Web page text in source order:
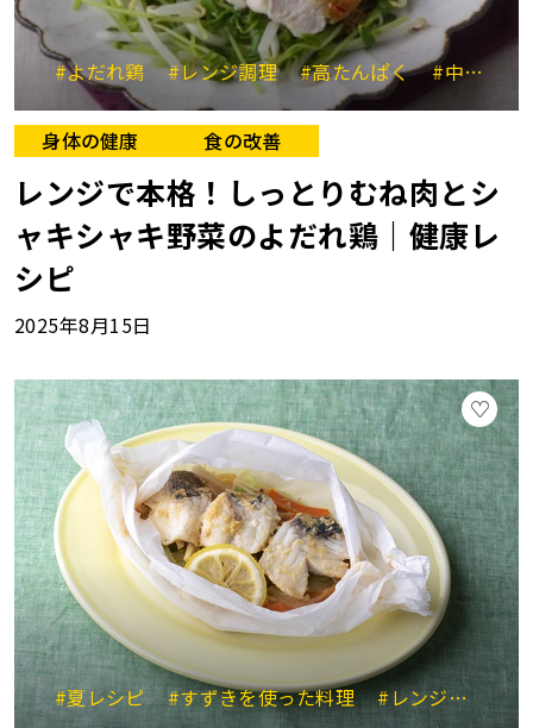
#よだれ鶏 #レンジ調理 #高たんぱく #中華メニュー
身体の健康 食の改善
レンジで本格！しっとりむね肉とシ
ャキシャキ野菜のよだれ鶏｜健康レ
シピ
2025年8月15日
#夏レシピ #すずきを使った料理 #レンジ調理 #